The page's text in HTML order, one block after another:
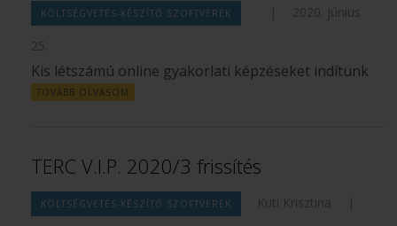
KÖLTSÉGVETÉS-KÉSZÍTŐ SZOFTVEREK |
2020. június
25.
Kis létszámú online gyakorlati képzéseket indítunk
TOVÁBB OLVASOM
TERC V.I.P. 2020/3 frissítés
KÖLTSÉGVETÉS-KÉSZÍTŐ SZOFTVEREK Kuti Krisztina
|